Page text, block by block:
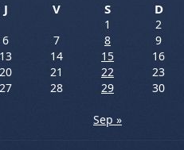
J V S D
1
2
6 7 8
9
13 14 15
16
20 21 22
23
27 28 29
30
Sep »